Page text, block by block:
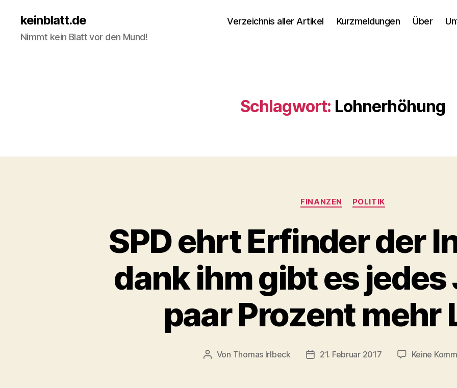
keinblatt.de
Nimmt kein Blatt vor den Mund!
Verzeichnis aller Artikel Kurzmeldungen Über
Schlagwort: Lohnerhöhung
Kategorien
FINANZEN POLITIK
SPD ehrt Erfinder der
dank ihm gibt es jedes
paar Prozent mehr
Beitragsautor
Von Thomas Irlbeck Veröffentlichungsdatum
21. Februar 2017 Keine